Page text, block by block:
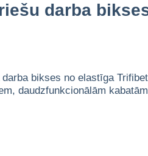
darba
bikses no elastīga
daudzfunkcionālām